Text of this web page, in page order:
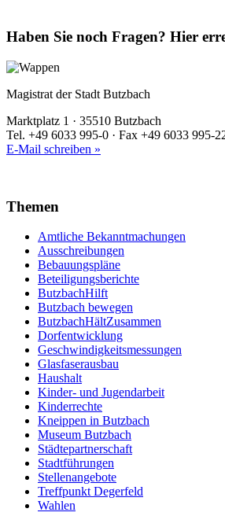
Haben Sie noch Fragen? Hier
Magistrat der Stadt Butzbach
Marktplatz 1 · 35510 Butzbach
Tel. +49 6033 995-0 · Fax +49 6033 995-
E-Mail schreiben »
Themen
Amtliche Bekanntmachungen
Ausschreibungen
Bebauungspläne
Beteiligungsberichte
ButzbachHilft
Butzbach bewegen
ButzbachHältZusammen
Dorfentwicklung
Geschwindigkeitsmessungen
Glasfaserausbau
Haushalt
Kinder- und Jugendarbeit
Kinderrechte
Kneippen in Butzbach
Museum Butzbach
Städtepartnerschaft
Stadtführungen
Stellenangebote
Treffpunkt Degerfeld
Wahlen